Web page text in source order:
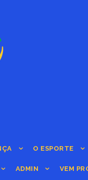
O ESPORTE
ADMIN VEM